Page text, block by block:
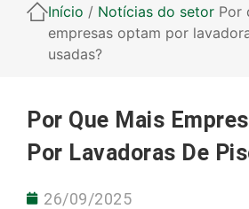
Início / Notícias do setor Por
empresas optam por
usadas?
Por Que Mais
Por Lavadoras De
26/09/2025